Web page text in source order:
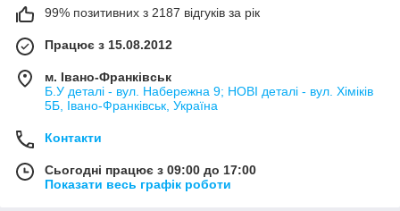
99% позитивних з 2187 відгуків за рік
Працює з 15.08.2012
м. Івано-Франківськ
Б.У деталі - вул. Набережна 9; НОВІ деталі - вул. Хіміків
5Б, Івано-Франківськ, Україна
Контакти
Сьогодні працює з 09:00 до 17:00
Показати весь графік роботи